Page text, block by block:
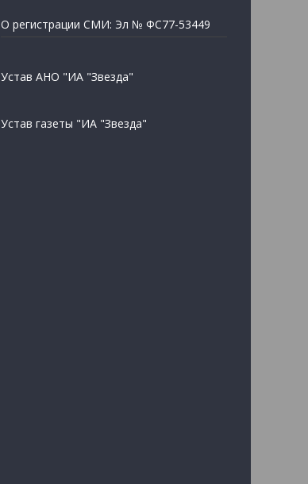
О регистрации СМИ: Эл № ФС77-53449
Устав АНО "ИА "Звезда"
Устав газеты "ИА "Звезда"